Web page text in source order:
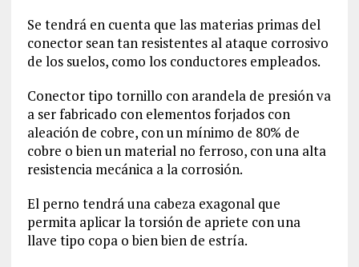
Se tendrá en cuenta que las materias primas del
conector sean tan resistentes al ataque corrosivo
de los suelos, como los conductores empleados.
Conector tipo tornillo con arandela de presión va
a ser fabricado con elementos forjados con
aleación de cobre, con un mínimo de 80% de
cobre o bien un material no ferroso, con una alta
resistencia mecánica a la corrosión.
El perno tendrá una cabeza exagonal que
permita aplicar la torsión de apriete con una
llave tipo copa o bien bien de estría.